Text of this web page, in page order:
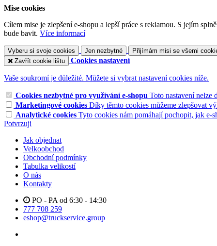
Mise cookies
Cílem mise je zlepšení e-shopu a lepší práce s reklamou. S jejím
bude bavit. Více informací
Vyberu si svoje cookies Jen nezbytné
Přijímám misi se všemi
Zavřít cookie lištu
Cookies nastavení
Vaše soukromí je důležité. Můžete si vybrat nastavení cookies níže.
Cookies nezbytné pro využívání e-shopu Toto nastavení nelze
Marketingové cookies Díky těmto cookies můžeme zlepšovat
Analytické cookies Tyto cookies nám pomáhají pochopit, jak e-
Potvrzuji
Jak objednat
Velkoobchod
Obchodní podmínky
Tabulka velikostí
O nás
Kontakty
PO - PA od 6:30 - 14:30
777 708 259
eshop@truckservice.group